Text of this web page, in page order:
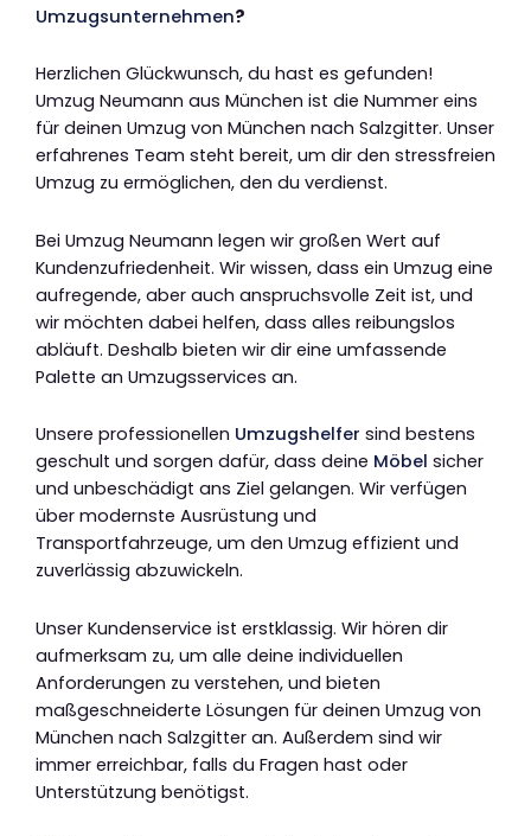
Umzugsunternehmen?
Herzlichen Glückwunsch, du hast es gefunden!
Umzug Neumann aus München ist die Nummer eins
für deinen Umzug von München nach Salzgitter. Unser
erfahrenes Team steht bereit, um dir den stressfreien
Umzug zu ermöglichen, den du verdienst.
Bei Umzug Neumann legen wir großen Wert auf
Kundenzufriedenheit. Wir wissen, dass ein Umzug eine
aufregende, aber auch anspruchsvolle Zeit ist, und
wir möchten dabei helfen, dass alles reibungslos
abläuft. Deshalb bieten wir dir eine umfassende
Palette an Umzugsservices an.
Unsere professionellen Umzugshelfer sind bestens
geschult und sorgen dafür, dass deine Möbel sicher
und unbeschädigt ans Ziel gelangen. Wir verfügen
über modernste Ausrüstung und
Transportfahrzeuge, um den Umzug effizient und
zuverlässig abzuwickeln.
Unser Kundenservice ist erstklassig. Wir hören dir
aufmerksam zu, um alle deine individuellen
Anforderungen zu verstehen, und bieten
maßgeschneiderte Lösungen für deinen Umzug von
München nach Salzgitter an. Außerdem sind wir
immer erreichbar, falls du Fragen hast oder
Unterstützung benötigst.